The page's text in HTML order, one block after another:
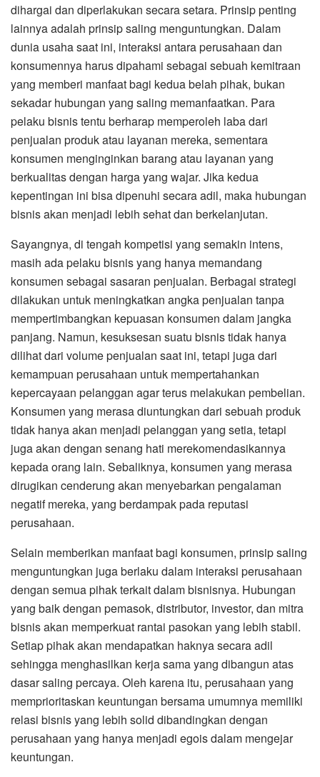
dihargai dan diperlakukan secara setara. Prinsip penting
lainnya adalah prinsip saling menguntungkan. Dalam
dunia usaha saat ini, interaksi antara perusahaan dan
konsumennya harus dipahami sebagai sebuah kemitraan
yang memberi manfaat bagi kedua belah pihak, bukan
sekadar hubungan yang saling memanfaatkan. Para
pelaku bisnis tentu berharap memperoleh laba dari
penjualan produk atau layanan mereka, sementara
konsumen menginginkan barang atau layanan yang
berkualitas dengan harga yang wajar. Jika kedua
kepentingan ini bisa dipenuhi secara adil, maka hubungan
bisnis akan menjadi lebih sehat dan berkelanjutan.
Sayangnya, di tengah kompetisi yang semakin intens,
masih ada pelaku bisnis yang hanya memandang
konsumen sebagai sasaran penjualan. Berbagai strategi
dilakukan untuk meningkatkan angka penjualan tanpa
mempertimbangkan kepuasan konsumen dalam jangka
panjang. Namun, kesuksesan suatu bisnis tidak hanya
dilihat dari volume penjualan saat ini, tetapi juga dari
kemampuan perusahaan untuk mempertahankan
kepercayaan pelanggan agar terus melakukan pembelian.
Konsumen yang merasa diuntungkan dari sebuah produk
tidak hanya akan menjadi pelanggan yang setia, tetapi
juga akan dengan senang hati merekomendasikannya
kepada orang lain. Sebaliknya, konsumen yang merasa
dirugikan cenderung akan menyebarkan pengalaman
negatif mereka, yang berdampak pada reputasi
perusahaan.
Selain memberikan manfaat bagi konsumen, prinsip saling
menguntungkan juga berlaku dalam interaksi perusahaan
dengan semua pihak terkait dalam bisnisnya. Hubungan
yang baik dengan pemasok, distributor, investor, dan mitra
bisnis akan memperkuat rantai pasokan yang lebih stabil.
Setiap pihak akan mendapatkan haknya secara adil
sehingga menghasilkan kerja sama yang dibangun atas
dasar saling percaya. Oleh karena itu, perusahaan yang
memprioritaskan keuntungan bersama umumnya memiliki
relasi bisnis yang lebih solid dibandingkan dengan
perusahaan yang hanya menjadi egois dalam mengejar
keuntungan.